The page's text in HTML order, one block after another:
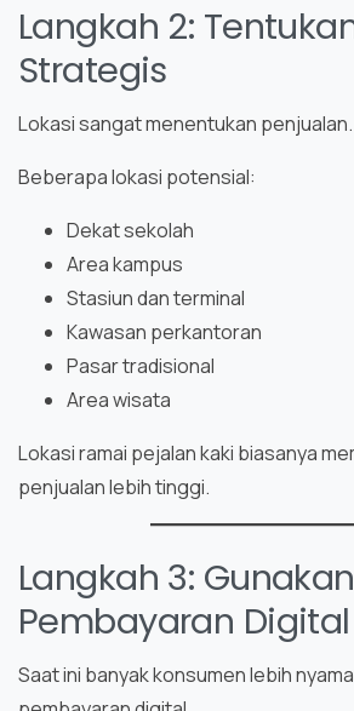
Langkah 2:
Strategis
Lokasi sangat menentukan penjualan.
Beberapa lokasi potensial:
Dekat sekolah
Area kampus
Stasiun dan terminal
Kawasan perkantoran
Pasar tradisional
Area wisata
Lokasi ramai pejalan kaki biasanya
penjualan lebih tinggi.
Langkah 3: Gunakan
Pembayaran Digital
Saat ini banyak konsumen lebih